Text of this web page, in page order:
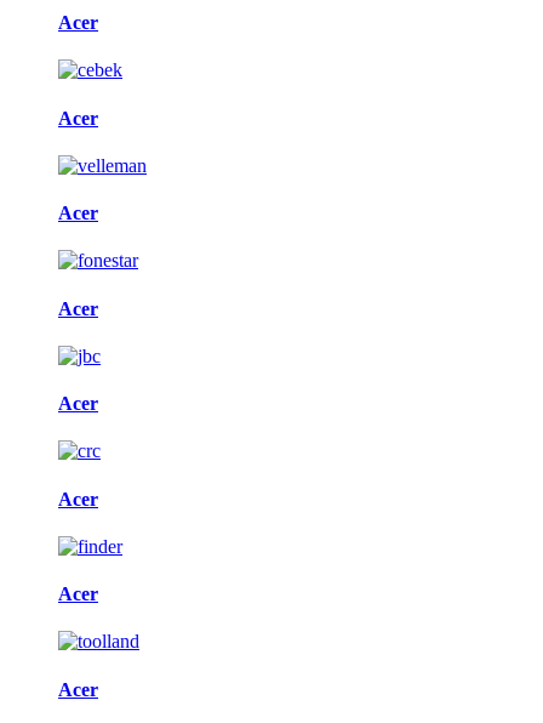
Acer
Acer
Acer
Acer
Acer
Acer
Acer
Acer